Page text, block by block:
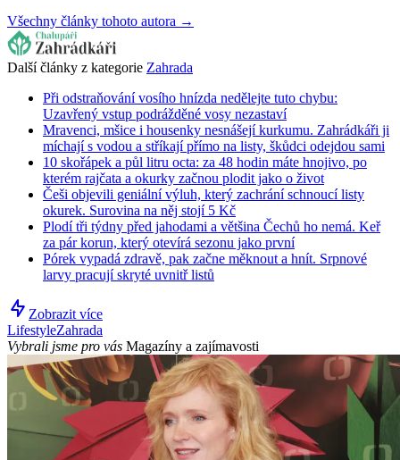
Všechny články tohoto autora →
Další články z kategorie Zahrada
Při odstraňování vosího hnízda nedělejte tuto chybu:
Uzavřený vstup podrážděné vosy nezastaví
Mravenci, mšice i housenky nesnášejí kurkumu. Zahrádkáři ji
míchají s vodou a stříkají přímo na listy, škůdci odejdou sami
10 skořápek a půl litru octa: za 48 hodin máte hnojivo, po
kterém rajčata a okurky začnou plodit jako o život
Češi objevili geniální výluh, který zachrání schnoucí listy
okurek. Surovina na něj stojí 5 Kč
Plodí tři týdny před jahodami a většina Čechů ho nemá. Keř
za pár korun, který otevírá sezonu jako první
Pórek vypadá zdravě, pak začne měknout a hnít. Srpnové
larvy pracují skryté uvnitř listů
Zobrazit více
LifestyleZahrada
Vybrali jsme pro vás Magazíny a zajímavosti